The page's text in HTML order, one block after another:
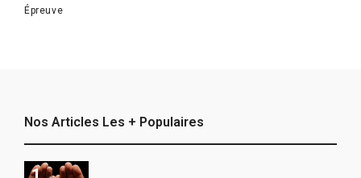
Épreuve
Nos Articles Les + Populaires